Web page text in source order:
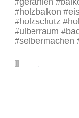
#geranien
#holzbalkon
#holzschutz
#ulberraum
#selbermachen